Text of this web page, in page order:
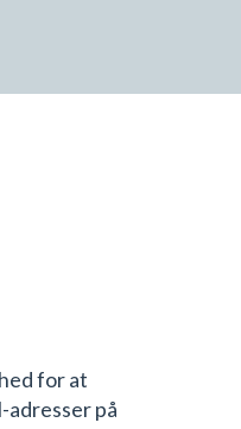
for at
adresser på